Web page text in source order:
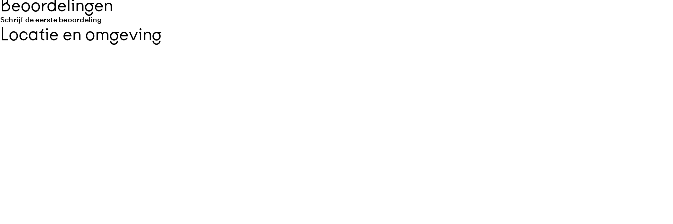
Beoordelingen
Schrijf de eerste beoordeling
Locatie en omgeving